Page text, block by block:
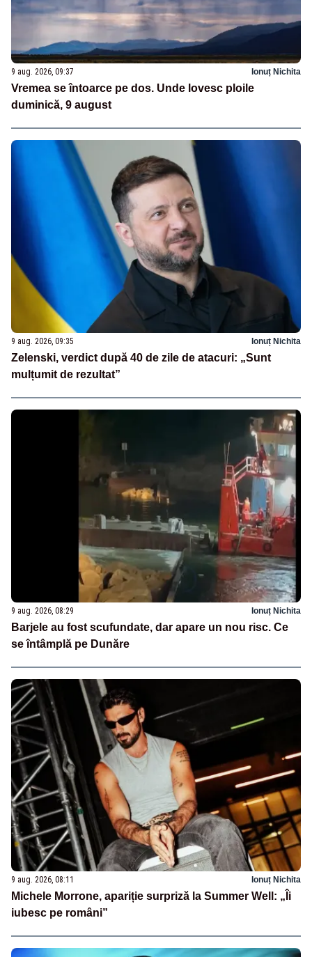
9 aug. 2026, 09:37 Ionuț Nichita
Vremea se întoarce pe dos. Unde lovesc ploile
duminică, 9 august
9 aug. 2026, 09:35 Ionuț Nichita
Zelenski, verdict după 40 de zile de atacuri: „Sunt
mulțumit de rezultat”
9 aug. 2026, 08:29 Ionuț Nichita
Barjele au fost scufundate, dar apare un nou risc. Ce
se întâmplă pe Dunăre
9 aug. 2026, 08:11 Ionuț Nichita
Michele Morrone, apariție surpriză la Summer Well: „Îi
iubesc pe români”